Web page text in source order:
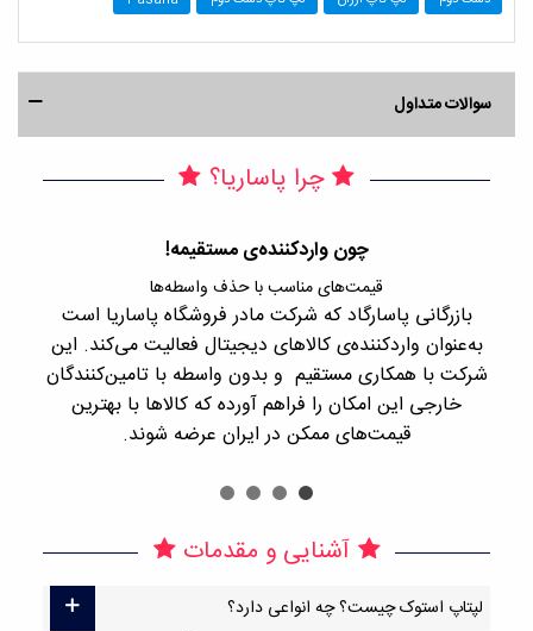
سوالات متداول
چرا پاساریا؟
چون واردکننده‌ی مستقیمه!
قیمت‌های مناسب با حذف واسطه‌ها
بازرگانی پاسارگاد که شرکت مادر فروشگاه پاساریا است
به‌عنوان واردکننده‌ی کالاهای دیجیتال فعالیت می‌کند. این
شرکت با همکاری مستقیم و بدون واسطه با تامین‌کنندگان
خارجی این امکان را فراهم آورده که کالاها با بهترین
قیمت‌های ممکن در ایران عرضه شوند.
آشنایی و مقدمات
لپتاپ استوک چیست؟ چه انواعی دارد؟